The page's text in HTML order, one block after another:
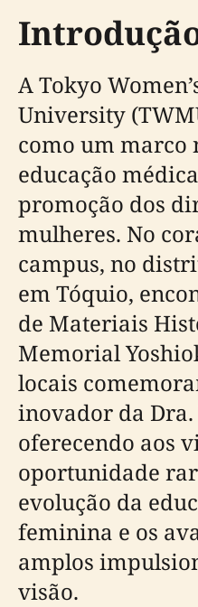
A Tokyo
University
como um marco
educação
promoção dos
mulheres. No
campus, no
em Tóquio,
de Materiais
Memorial
locais
inovador da Dra.
oferecendo aos
oportunidade
evolução da
feminina e os
amplos
visão.